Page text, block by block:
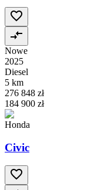
Nowe
2025
Diesel
5 km
276 848 zł
184 900 zł
Honda
Civic